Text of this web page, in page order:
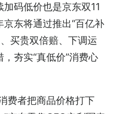
码低价也是京东双11
东将通过推出“百亿补
买贵双倍赔、下调运
夯实“真低价”消费心
费者把商品价格打下